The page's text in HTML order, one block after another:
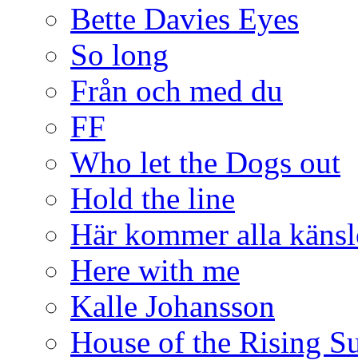
Bette Davies Eyes
So long
Från och med du
FF
Who let the Dogs out
Hold the line
Här kommer alla
Here with me
Kalle Johansson
House of the Rising